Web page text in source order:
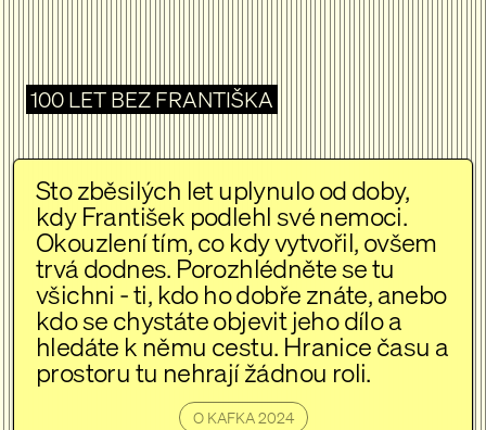
100 LET BEZ FRANTIŠKA
Sto zběsilých let uplynulo od doby,
kdy František podlehl své nemoci.
Okouzlení tím, co kdy vytvořil, ovšem
trvá dodnes. Porozhlédněte se tu
všichni - ti, kdo ho dobře znáte, anebo
kdo se chystáte objevit jeho dílo a
hledáte k němu cestu. Hranice času a
prostoru tu nehrají žádnou roli.
O KAFKA 2024